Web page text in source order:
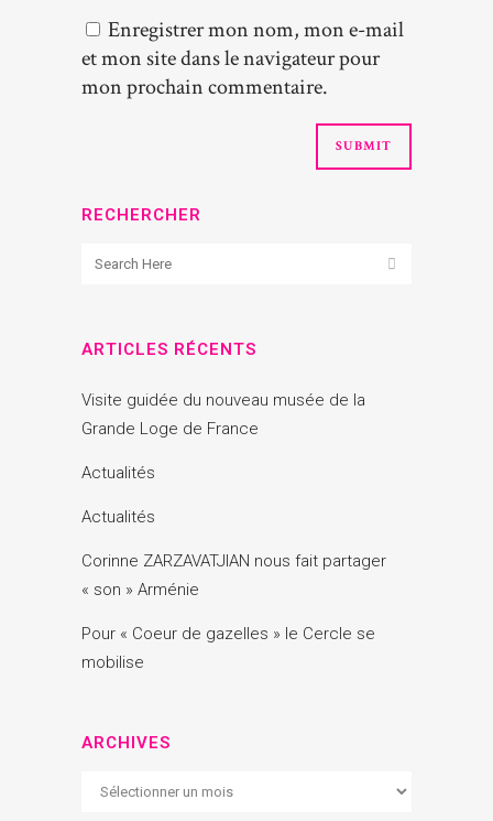
Enregistrer mon nom, mon e-mail
et mon site dans le navigateur pour
mon prochain commentaire.
RECHERCHER
ARTICLES RÉCENTS
Visite guidée du nouveau musée de la
Grande Loge de France
Actualités
Actualités
Corinne ZARZAVATJIAN nous fait partager
« son » Arménie
Pour « Coeur de gazelles » le Cercle se
mobilise
ARCHIVES
Archives